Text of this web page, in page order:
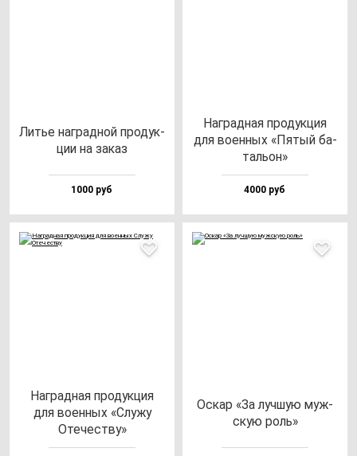
Литье наг­рад­ной про­дук­
ции на за­каз
1000 руб
Наг­рад­ная про­дук­ция
для во­ен­ных «Пятый ба­
таль­он»
4000 руб
Наг­рад­ная про­дук­ция
для во­ен­ных «Слу­жу
Оте­чес­тву»
Оскар «За луч­шую муж­
скую роль»